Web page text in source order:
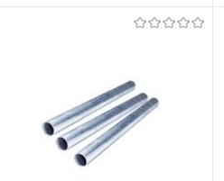
Купить в 1 клик
Сравнение
В избранное